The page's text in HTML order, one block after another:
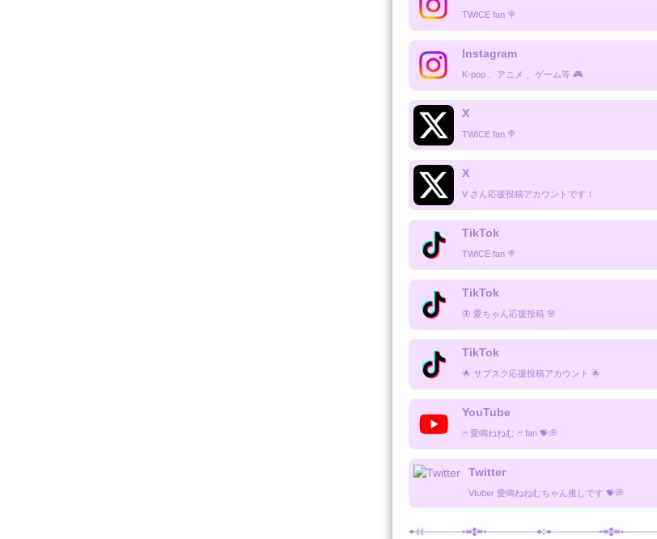
○ NewJeans HANNI
○ 西野カナ
○ AAA 宇野実彩子
○ 嵐 大野智
○ ポムポムプリン
○ らぶいーず
○ Machico さん
○ みことね
○ ウマ娘プリティーダービー
○ 名探偵コナン 江戸川コナン / 灰原哀 / 赤井秀一
○ APEACH
○ riria ちゃん
○ ナオト・インティライミ さん
◎ ペンライト有     ○ ペンライト無
TWICE fan 🍭
Instagram
K-pop 、アニメ 、ゲーム等 🎮
X
TWICE fan 🍭
X
V さん応援投稿アカウントです！
TikTok
TWICE fan 🍭
TikTok
🦋 愛ちゃん応援投稿 🌸
TikTok
🌟 サブスク応援投稿アカウント 🌟
YouTube
ෆ‪‪ 愛鳴ねねむ ෆ‪‪ fan 💝💭
Twitter
Vtuber 愛鳴ねねむちゃん推しです 💝💭